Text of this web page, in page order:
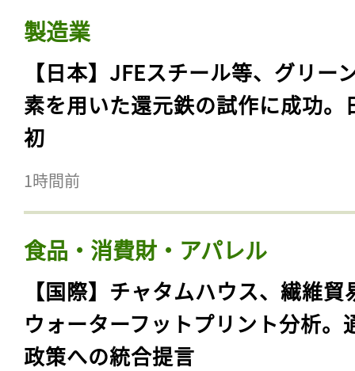
製造業
【日本】JFEスチール等、グリー
素を用いた還元鉄の試作に成功。
初
1時間前
食品・消費財・アパレル
【国際】チャタムハウス、繊維貿
ウォーターフットプリント分析。
政策への統合提言